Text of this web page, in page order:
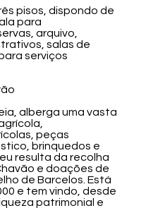
pisos, dispondo de
para
arquivo,
salas de
serviços
alberga uma vasta
peças
brinquedos e
resulta da recolha
e doações de
de Barcelos. Está
e tem vindo, desde
patrimonial e